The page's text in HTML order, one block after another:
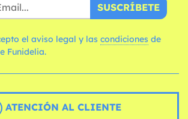
SUSCRÍBETE
el aviso legal y las condiciones
Funidelia.
ATENCIÓN AL CLIENTE